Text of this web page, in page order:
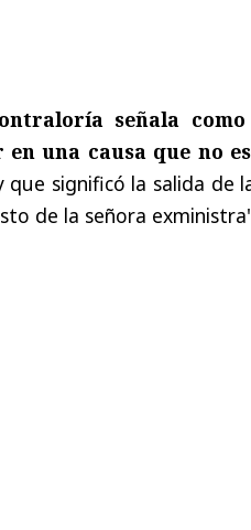
señala
una causa que no
que significó la salida de
de la señora